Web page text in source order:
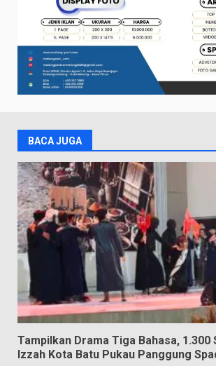
BACA JUGA
Tampilkan Drama Tiga Bahasa,
Izzah Kota Batu Pukau Panggung